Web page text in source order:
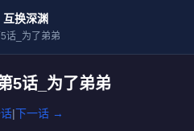
互换深渊
话_为了弟弟
5话_为了弟弟
|下一话 →